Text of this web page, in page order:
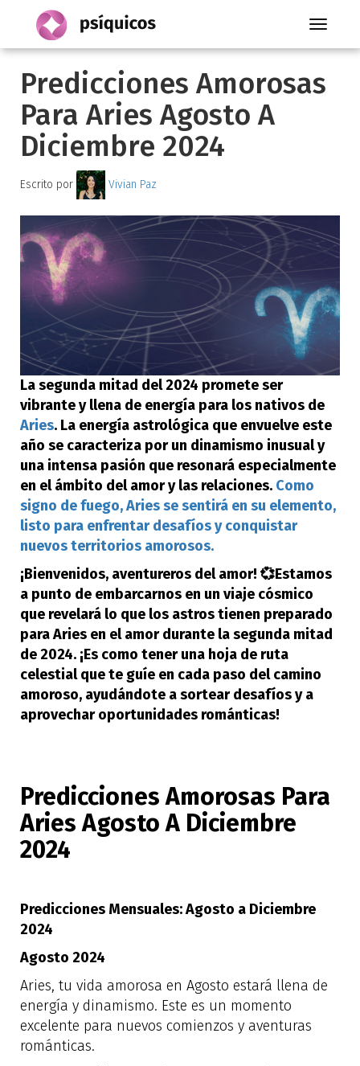
Toggle
Predicciones Amorosas
Para Aries Agosto A
Diciembre 2024
Escrito por Vivian Paz
La segunda mitad del 2024 promete ser
vibrante y llena de energía para los nativos de
Aries. La energía astrológica que envuelve este
año se caracteriza por un dinamismo inusual y
una intensa pasión que resonará especialmente
en el ámbito del amor y las relaciones. Como
signo de fuego, Aries se sentirá en su elemento,
listo para enfrentar desafíos y conquistar
nuevos territorios amorosos.
¡Bienvenidos, aventureros del amor! 💞Estamos
a punto de embarcarnos en un viaje cósmico
que revelará lo que los astros tienen preparado
para Aries en el amor durante la segunda mitad
de 2024. ¡Es como tener una hoja de ruta
celestial que te guíe en cada paso del camino
amoroso, ayudándote a sortear desafíos y a
aprovechar oportunidades románticas!
Predicciones Amorosas Para
Aries Agosto A Diciembre
2024
Predicciones Mensuales: Agosto a Diciembre
2024
Agosto 2024
Aries, tu vida amorosa en Agosto estará llena de
energía y dinamismo. Este es un momento
excelente para nuevos comienzos y aventuras
románticas.